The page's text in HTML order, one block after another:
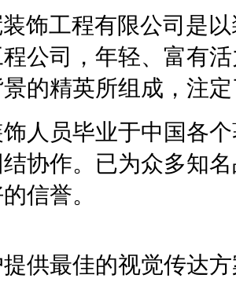
饰工程有限公司是
公司，年轻、富有
的精英所组成，注
员毕业于中国各个
协作。已为众多知
信誉。
供最佳的视觉传达